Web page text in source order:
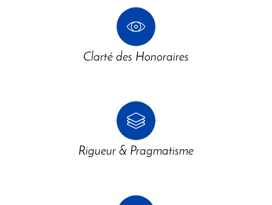
Clarté des Honoraires
Rigueur & Pragmatisme